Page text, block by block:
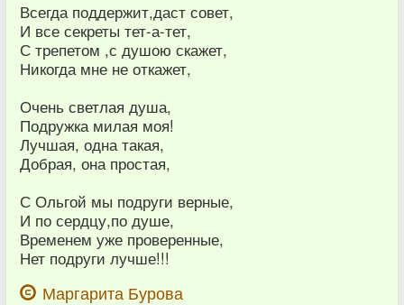
Всегда поддержит,даст совет,
И все секреты тет-а-тет,
С трепетом ,с душою скажет,
Никогда мне не откажет,
Очень светлая душа,
Подружка милая моя!
Лучшая, одна такая,
Добрая, она простая,
С Ольгой мы подруги верные,
И по сердцу,по душе,
Временем уже проверенные,
Нет подруги лучше!!!
Маргарита Бурова